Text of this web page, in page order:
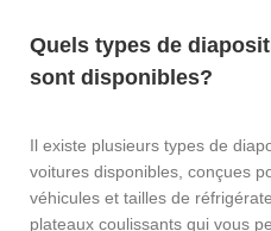
Quels types de
sont disponibles?
Il existe plusieurs types de
voitures disponibles, conçues
véhicules et tailles de
plateaux coulissants qui vous